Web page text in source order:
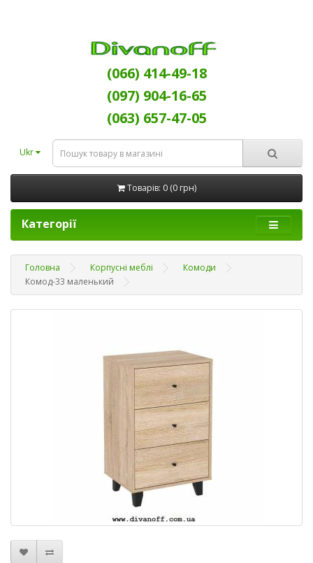
(066) 414-49-18
(097) 904-16-65
(063) 657-47-05
Ukr
Товарів: 0 (0 грн)
Категорії
Головна Корпусні меблі
Комоди
Комод-33 маленький